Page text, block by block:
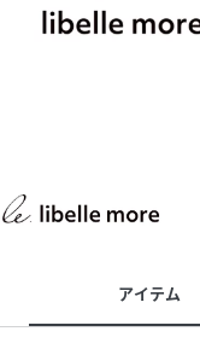
アイテム